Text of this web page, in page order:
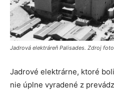
Jadrová elektráreň Palisades. Zdroj
Jadrové elektrárne, ktoré
nie úplne vyradené z